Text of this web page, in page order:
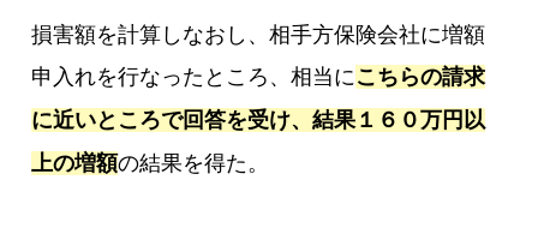
損害額を計算しなおし、相手方保険会社に増額
申入れを行なったところ、相当に こちらの請求
に近いところで回答を受け、結果１６０万円以
上の増額の結果を得た。